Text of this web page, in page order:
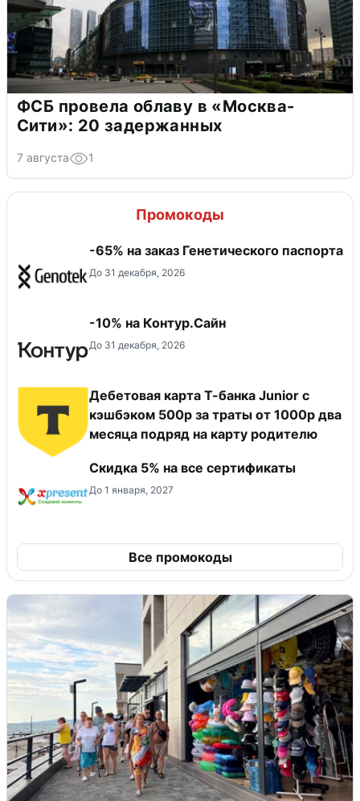
ФСБ провела облаву в «Москва-
Сити»: 20 задержанных
7 августа 1
Промокоды
-65% на заказ Генетического паспорта
До 31 декабря, 2026
-10% на Контур.Сайн
До 31 декабря, 2026
Дебетовая карта Т-банка Junior с
кэшбэком 500р за траты от 1000р два
месяца подряд на карту родителю
Скидка 5% на все сертификаты
До 1 января, 2027
Все промокоды